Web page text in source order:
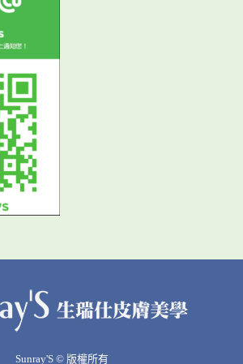
Sunray'S © 版權所有